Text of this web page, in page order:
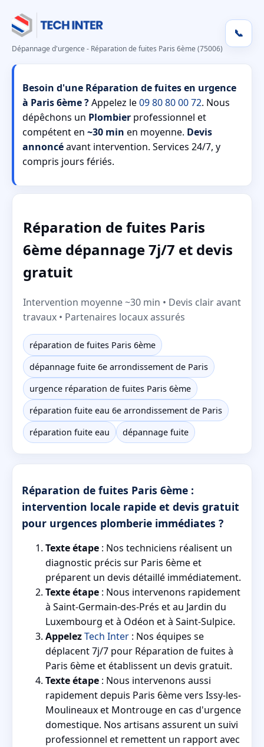
Dépannage d'urgence - Réparation de fuites Paris 6ème (75006)
📞
Besoin d'une Réparation de fuites en urgence
à Paris 6ème ?Appelez le09 80 80 00 72. Nous
dépêchons un Plombier professionnel et
compétent en ~30 min en moyenne. Devis
annoncéavant intervention. Services 24/7, y
compris jours fériés.
Réparation de fuites Paris
6ème dépannage 7j/7 et devis
gratuit
Intervention moyenne ~30 min • Devis clair avant
travaux • Partenaires locaux assurés
réparation de fuites Paris 6ème
dépannage fuite 6e arrondissement de Paris
urgence réparation de fuites Paris 6ème
réparation fuite eau 6e arrondissement de Paris
réparation fuite eau
dépannage fuite
Réparation de fuites Paris 6ème :
intervention locale rapide et devis gratuit
pour urgences plomberie immédiates ?
Texte étape : Nos techniciens réalisent un
diagnostic précis sur Paris 6ème et
préparent un devis détaillé immédiatement.
Texte étape : Nous intervenons rapidement
à Saint-Germain-des-Prés et au Jardin du
Luxembourg et à Odéon et à Saint-Sulpice.
AppelezTech Inter : Nos équipes se
déplacent 7j/7 pour Réparation de fuites à
Paris 6ème et établissent un devis gratuit.
Texte étape : Nous intervenons aussi
rapidement depuis Paris 6ème vers Issy-les-
Moulineaux et Montrouge en cas d'urgence
domestique. Nos artisans assurent un suivi
professionnel et remettent un rapport avec